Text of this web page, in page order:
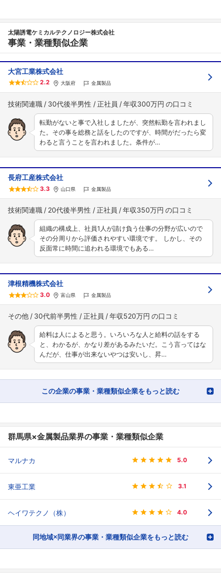
太陽誘電ケミカルテクノロジー株式会社
事業・業種類似企業
大宮工業株式会社
2.2 大阪府 金属製品
技術関連職 30代後半男性 正社員 年収300万円
転勤がないと事で入社しましたが、突然転勤を言われまし
た。その事を総務と話をしたのですが、時間がだったら変
わると言うことを言われました。条件が…
長府工産株式会社
3.3 山口県 金属製品
技術関連職 20代後半男性 正社員 年収350万円
組織の構成上、社員1人が請け負う仕事の分野が広いので
その分周りから評価されやすい環境です。 しかし、その
反面常に時間に追われる環境でもある…
津根精機株式会社
3.0 富山県 金属製品
その他 30代前半男性 正社員 年収520万円
給料は人によると思う。いろいろな人と給料の話をする
と、わかるが、かなり差があるみたいだ。こう言ってはな
んだが、仕事が出来ないやつは安いし、昇…
この企業の事業・業種類似企業をもっと読む
群馬県×金属製品業界の事業・業種類似企業
マルナカ 5.0
東亜工業 3.1
ヘイワテクノ（株） 4.0
同地域×同業界の事業・業種類似企業をもっと読む